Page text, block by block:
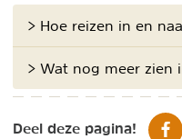
> Hoe reizen in en
> Wat nog meer zien
Deel deze pagina!